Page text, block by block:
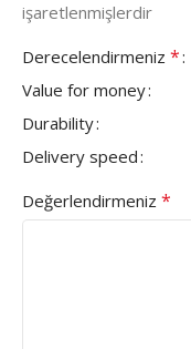
işaretlenmişlerdir
Derecelendirmeniz *
Value for money
Durability
Delivery speed
Değerlendirmeniz *